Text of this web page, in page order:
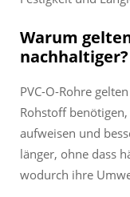
Warum
nachhaltiger?
PVC-O-Rohre
Rohstoff
aufweisen und
länger, ohne dass
wodurch ihre